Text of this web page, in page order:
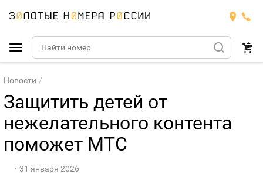
Подобрать номер
МТС
МТС
Номера
БИЛАЙН
Мегафон
Новости
Защитить детей от
нежелательного контента
поможет МТС
31 января 2026